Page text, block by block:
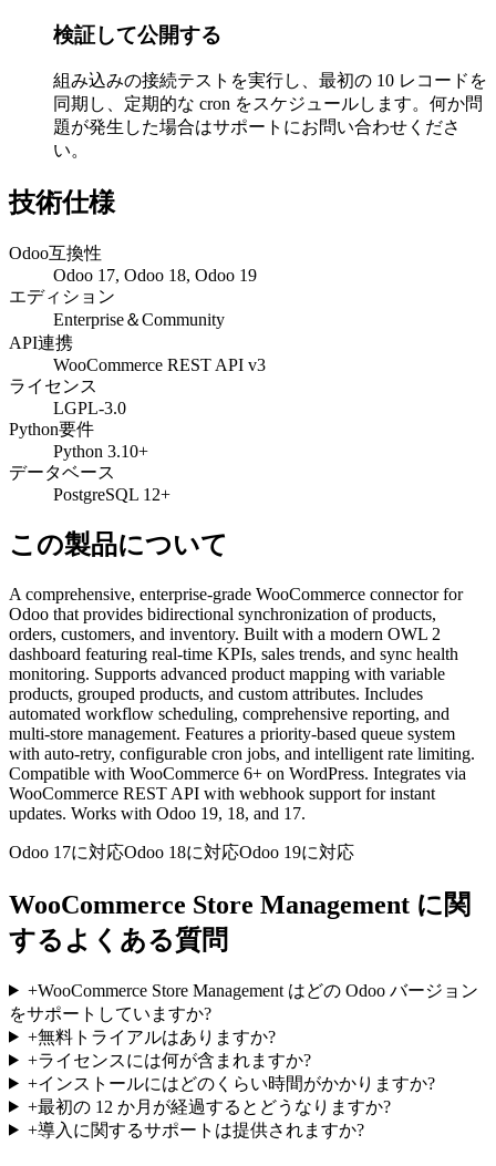
検証して公開する
組み込みの接続テストを実行し、最初の 10 レコードを
同期し、定期的な cron をスケジュールします。何か問
題が発生した場合はサポートにお問い合わせくださ
い。
技術仕様
Odoo互換性
Odoo 17, Odoo 18, Odoo 19
エディション
Enterprise＆Community
API連携
WooCommerce REST API v3
ライセンス
LGPL-3.0
Python要件
Python 3.10+
データベース
PostgreSQL 12+
この製品について
A comprehensive, enterprise-grade WooCommerce connector for
Odoo that provides bidirectional synchronization of products,
orders, customers, and inventory. Built with a modern OWL 2
dashboard featuring real-time KPIs, sales trends, and sync health
monitoring. Supports advanced product mapping with variable
products, grouped products, and custom attributes. Includes
automated workflow scheduling, comprehensive reporting, and
multi-store management. Features a priority-based queue system
with auto-retry, configurable cron jobs, and intelligent rate limiting.
Compatible with WooCommerce 6+ on WordPress. Integrates via
WooCommerce REST API with webhook support for instant
updates. Works with Odoo 19, 18, and 17.
Odoo 17に対応Odoo 18に対応Odoo 19に対応
WooCommerce Store Management に関
するよくある質問
+WooCommerce Store Management はどの Odoo バージョン
をサポートしていますか?
+無料トライアルはありますか?
+ライセンスには何が含まれますか?
+インストールにはどのくらい時間がかかりますか?
+最初の 12 か月が経過するとどうなりますか?
+導入に関するサポートは提供されますか?